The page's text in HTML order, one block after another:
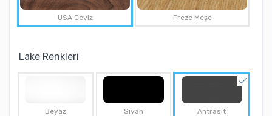
USA Ceviz Freze Meşe
Lake Renkleri
Beyaz Siyah Antrasit